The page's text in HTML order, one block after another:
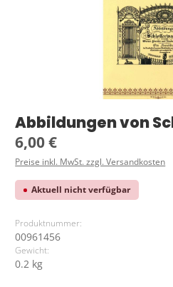
Abbildungen von
Regulärer Preis:
6,00 €
Preise inkl. MwSt. zzgl. Versandkosten
Aktuell nicht verfügbar
Produktnummer:
00961456
Gewicht:
0.2 kg